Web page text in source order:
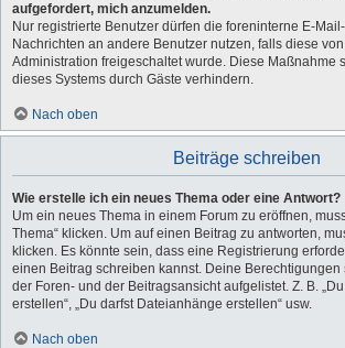
aufgefordert, mich anzumelden.
Nur registrierte Benutzer dürfen die foreninterne E-
Nachrichten an andere Benutzer nutzen, falls diese
Administration freigeschaltet wurde. Diese Maßnahme
dieses Systems durch Gäste verhindern.
Nach oben
Beiträge schreiben
Wie erstelle ich ein neues Thema oder eine Antwort?
Um ein neues Thema in einem Forum zu eröffnen,
Thema“ klicken. Um auf einen Beitrag zu antworten,
klicken. Es könnte sein, dass eine Registrierung
einen Beitrag schreiben kannst. Deine Berechtigungen
der Foren- und der Beitragsansicht aufgelistet. Z. B.
erstellen“, „Du darfst Dateianhänge erstellen“ usw.
Nach oben